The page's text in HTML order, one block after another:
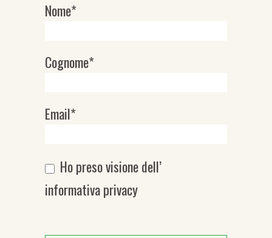
Newsletter
Nome*
Cognome*
Email*
Ho preso visione dell’
informativa privacy